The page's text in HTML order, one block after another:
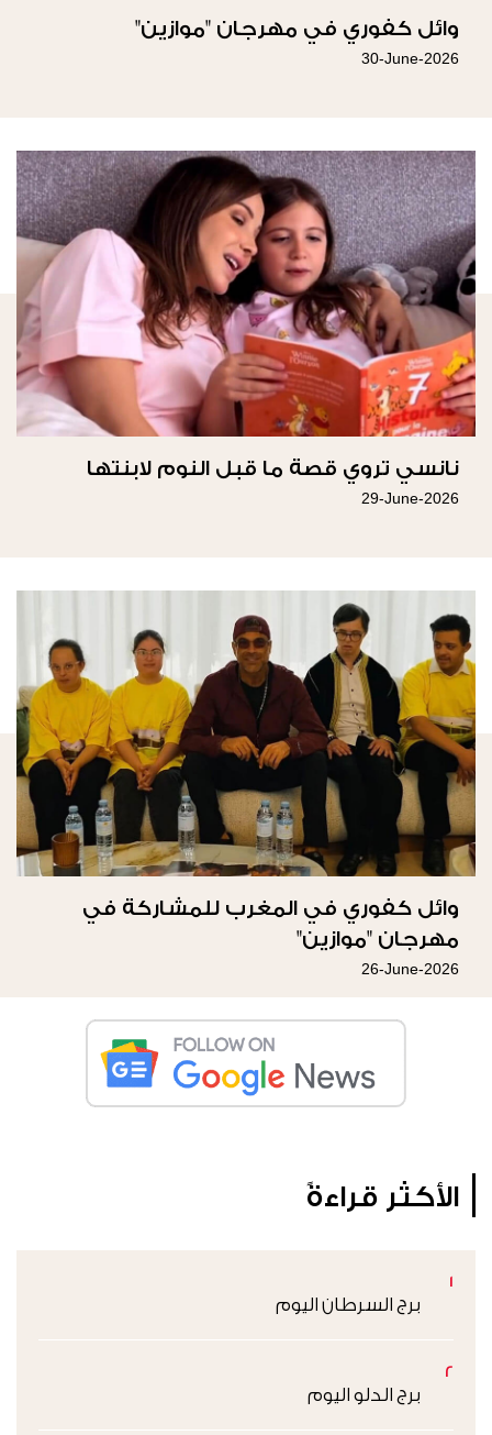
وائل كفوري في مهرجان "موازين"
30-June-2026
نانسي تروي قصة ما قبل النوم لابنتها
29-June-2026
وائل كفوري في المغرب للمشاركة في
مهرجان "موازين"
26-June-2026
الأكثر قراءةً
1
برج السرطان اليوم
2
برج الدلو اليوم